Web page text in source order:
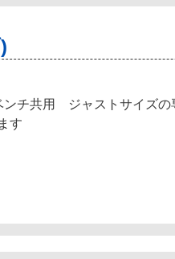
チ共用 ジャストサイズの
す